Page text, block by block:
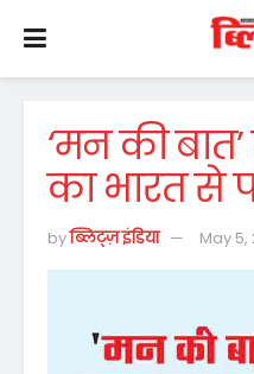
‘मन की
का भारत से
byब्लिट्ज़ इंडिया May 5,